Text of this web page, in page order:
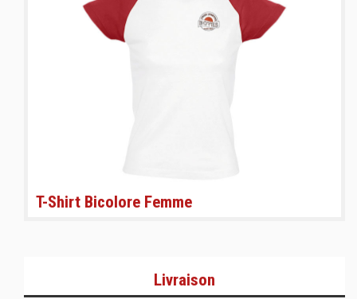
T-Shirt Bicolore Femme
Livraison